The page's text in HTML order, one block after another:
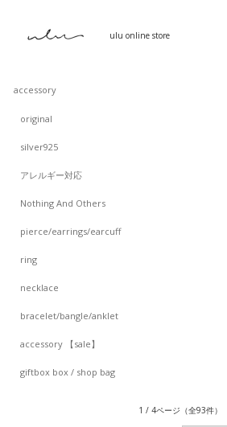
ulu online store
accessory
original
silver925
アレルギー対応
Nothing And Others
pierce/earrings/earcuff
ring
necklace
bracelet/bangle/anklet
accessory 【sale】
giftbox box / shop bag
1 / 4ページ （全93件）